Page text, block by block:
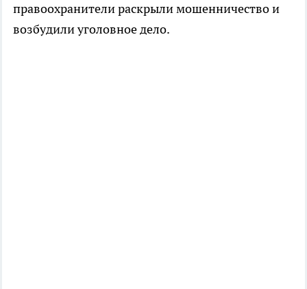
правоохранители раскрыли мошенничество и
возбудили уголовное дело.